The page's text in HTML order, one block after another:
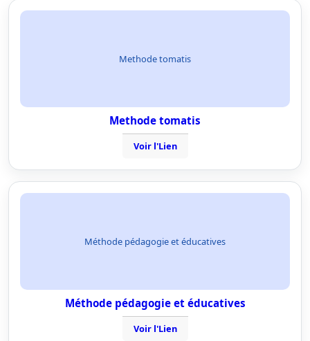
Methode tomatis
Methode tomatis
Voir l'Lien
Méthode pédagogie et éducatives
Méthode pédagogie et éducatives
Voir l'Lien